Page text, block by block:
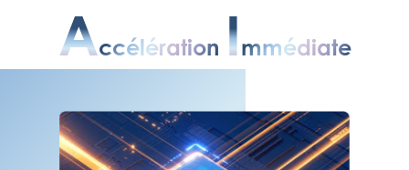
ACcélération IMmédiate